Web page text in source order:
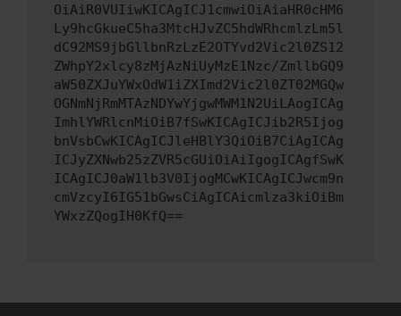
OiAiR0VUIiwKICAgICJ1cmwiOiAiaHR0cHM6
Ly9hcGkueC5ha3MtcHJvZC5hdWRhcmlzLm5l
dC92MS9jbGllbnRzLzE2OTYvd2Vic2l0ZS12
ZWhpY2xlcy8zMjAzNiUyMzE1Nzc/ZmllbGQ9
aW50ZXJuYWxOdW1iZXImd2Vic2l0ZT02MGQw
OGNmNjRmMTAzNDYwYjgwMWM1N2UiLAogICAg
ImhlYWRlcnMiOiB7fSwKICAgICJib2R5Ijog
bnVsbCwKICAgICJleHBlY3QiOiB7CiAgICAg
ICJyZXNwb25zZVR5cGUiOiAiIgogICAgfSwK
ICAgICJ0aW1lb3V0IjogMCwKICAgICJwcm9n
cmVzcyI6IG51bGwsCiAgICAicmlza3kiOiBm
YWxzZQogIH0KfQ==